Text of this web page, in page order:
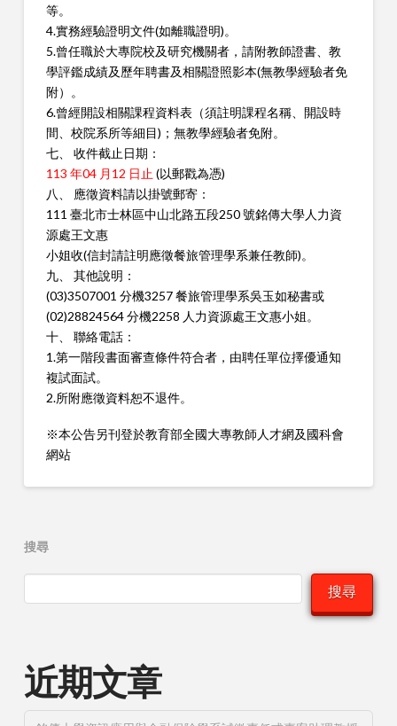
等。
4.實務經驗證明文件(如離職證明)。
5.曾任職於大專院校及研究機關者，請附教師證書、教
學評鑑成績及歷年聘書及相關證照影本(無教學經驗者免
附）。
6.曾經開設相關課程資料表（須註明課程名稱、開設時
間、校院系所等細目)；無教學經驗者免附。
七、 收件截止日期：
113 年04 月12 日止 (以郵戳為憑)
八、 應徵資料請以掛號郵寄：
111 臺北市士林區中山北路五段250 號銘傳大學人力資
源處王文惠
小姐收(信封請註明應徵餐旅管理學系兼任教師)。
九、 其他說明：
(03)3507001 分機3257 餐旅管理學系吳玉如秘書或
(02)28824564 分機2258 人力資源處王文惠小姐。
十、 聯絡電話：
1.第一階段書面審查條件符合者，由聘任單位擇優通知
複試面試。
2.所附應徵資料恕不退件。
※本公告另刊登於教育部全國大專教師人才網及國科會
網站
搜尋
搜尋
近期文章